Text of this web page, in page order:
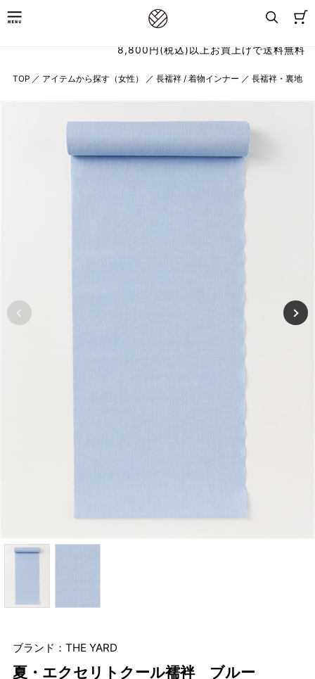
8,800円(税込)以上お買上げで送料無料
TOP ／ アイテムから探す（女性） ／ 長襦袢 / 着物インナー ／ 長襦袢・裏地
ブランド：THE YARD
夏・エクセリトクール襦袢 ブルー